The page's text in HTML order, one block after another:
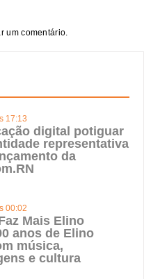
um comentário.
17:13
digital potiguar
representativa
da
00:02
Mais Elino
anos de Elino
música,
e cultura